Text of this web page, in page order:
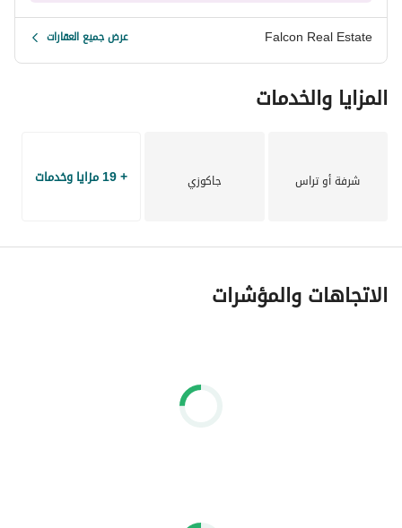
Falcon Real Estate عرض جميع العقارات
المزايا والخدمات
شرفة أو تراس جاكوزي + 19 مزايا وخدمات
الاتجاهات والمؤشرات